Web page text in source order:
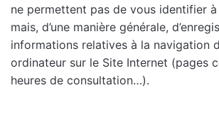
ne permettent pas de vous identifier
mais, d’une manière générale,
informations relatives à la navigation
ordinateur sur le Site Internet (pages
heures de consultation…).